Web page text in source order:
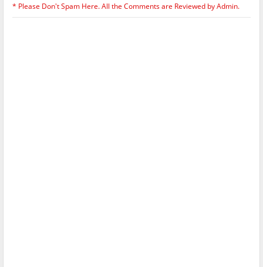
* Please Don't Spam Here. All the Comments are Reviewed by Admin.